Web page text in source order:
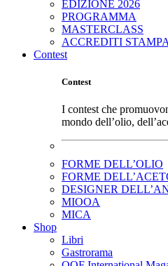
EDIZIONE 2026
PROGRAMMA
MASTERCLASS
ACCREDITI STAMPA
Contest
Contest
I contest che
mondo dell’olio,
FORME DELL’OLIO
FORME
DESIGNER
MIOOA
MICA
Shop
Libri
Gastrorama